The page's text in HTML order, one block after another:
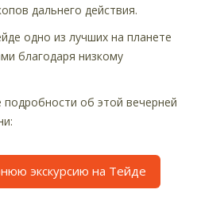
дальнего действия.
одно из лучших на планете
благодаря низкому
подробности об этой вечерней
экскурсию на Тейде